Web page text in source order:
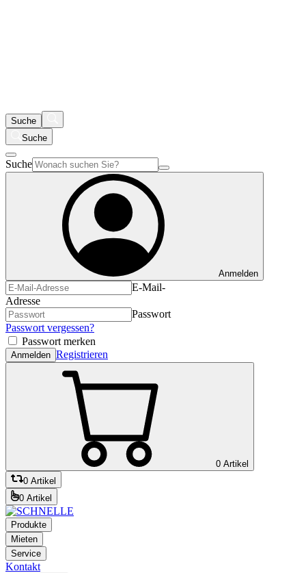
Suche
Suche
Suche
Anmelden
E-Mail-
Adresse
Passwort
Passwort vergessen?
Passwort merken
Anmelden Registrieren
0 Artikel
0 Artikel
0 Artikel
Produkte
Mieten
Service
Kontakt